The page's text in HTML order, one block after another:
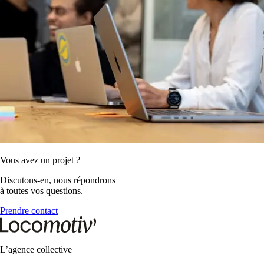
Vous avez un projet ?
Discutons-en, nous répondrons
à toutes vos questions.
Prendre contact
L’agence collective